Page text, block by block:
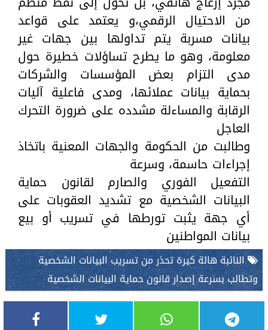
من الاحتيال الرقمي،و يعتمد على قواعد
بيانات مسربة يتم تداولها بين جهات غير
معلومة، وهو ما يطرح تساؤلات خطيرة حول
مدى التزام بعض المؤسسات والشركات
بحماية بيانات عملائها، ومدى فاعلية آليات
الرقابة والمساءلة مشدده على ضرورة التحرك
العاجل
وطالبت من الحكومة والجهات المعنية باتخاذ
إجراءات حاسمة، وسرعة
التفعيل الفوري والصارم لقانون حماية
البيانات الشخصية مع تشديد العقوبات على
أي جهة يثبت تورطها في تسريب أو بيع
بيانات المواطنين
النائبة هالة كيرة تحذر من تسريب البيانات الشخصية
وتطالب بسرعة إصدار قانون حماية البيانات الشخصية